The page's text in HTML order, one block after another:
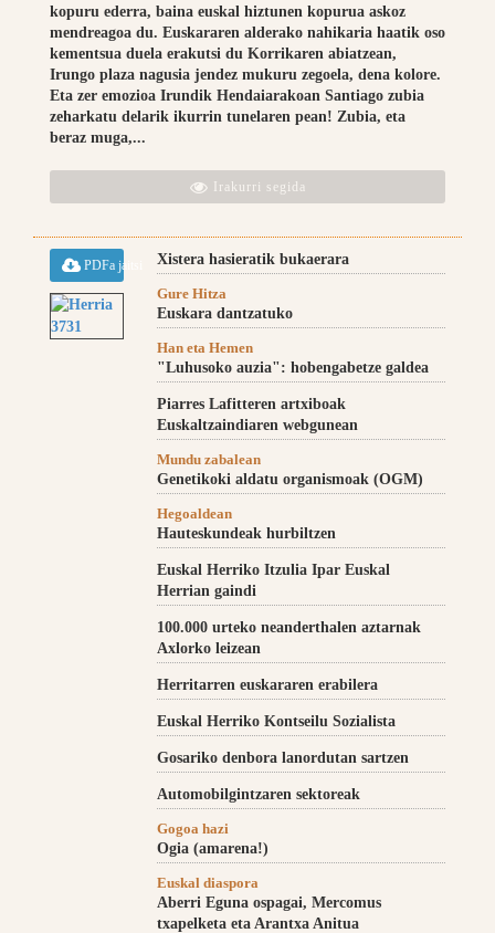
kopuru ederra, baina euskal hiztunen kopurua askoz
mendreagoa du. Euskararen alderako nahikaria haatik oso
kementsua duela erakutsi du Korrikaren abiatzean,
Irungo plaza nagusia jendez mukuru zegoela, dena kolore.
Eta zer emozioa Irundik Hendaiarakoan Santiago zubia
zeharkatu delarik ikurrin tunelaren pean! Zubia, eta
beraz muga,...
Irakurri segida
PDFa jaitsi Xistera hasieratik bukaerara
Gure Hitza
Euskara dantzatuko
Han eta Hemen
"Luhusoko auzia": hobengabetze galdea
Piarres Lafitteren artxiboak
Euskaltzaindiaren webgunean
Mundu zabalean
Genetikoki aldatu organismoak (OGM)
Hegoaldean
Hauteskundeak hurbiltzen
Euskal Herriko Itzulia Ipar Euskal
Herrian gaindi
100.000 urteko neanderthalen aztarnak
Axlorko leizean
Herritarren euskararen erabilera
Euskal Herriko Kontseilu Sozialista
Gosariko denbora lanordutan sartzen
Automobilgintzaren sektoreak
Gogoa hazi
Ogia (amarena!)
Euskal diaspora
Aberri Eguna ospagai, Mercomus
txapelketa eta Arantxa Anitua